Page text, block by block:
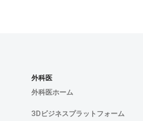
外科医
外科医ホーム
3Dビジネスプラットフォーム